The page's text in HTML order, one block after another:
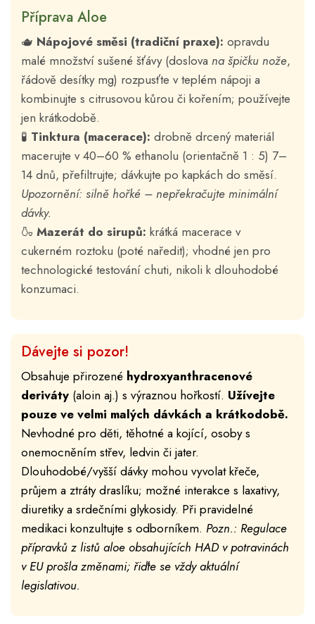
Příprava Aloe
🫖 Nápojové směsi (tradiční praxe): opravdu
malé množství sušené šťávy (doslova na špičku nože,
řádově desítky mg) rozpusťte v teplém nápoji a
kombinujte s citrusovou kůrou či kořením; používejte
jen krátkodobě.
🧪 Tinktura (macerace): drobně drcený materiál
macerujte v 40–60 % ethanolu (orientačně 1 : 5) 7–
14 dnů, přefiltrujte; dávkujte po kapkách do směsí.
Upozornění: silně hořké – nepřekračujte minimální
dávky.
🍶 Mazerát do sirupů: krátká macerace v
cukerném roztoku (poté naředit); vhodné jen pro
technologické testování chuti, nikoli k dlouhodobé
konzumaci.
Dávejte si pozor!
Obsahuje přirozené hydroxyanthracenové
deriváty (aloin aj.) s výraznou hořkostí. Užívejte
pouze ve velmi malých dávkách a krátkodobě.
Nevhodné pro děti, těhotné a kojící, osoby s
onemocněním střev, ledvin či jater.
Dlouhodobé/vyšší dávky mohou vyvolat křeče,
průjem a ztráty draslíku; možné interakce s laxativy,
diuretiky a srdečními glykosidy. Při pravidelné
medikaci konzultujte s odborníkem. Pozn.: Regulace
přípravků z listů aloe obsahujících HAD v potravinách
v EU prošla změnami; řiďte se vždy aktuální
legislativou.